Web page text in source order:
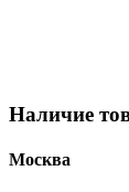
Наличие
Москва